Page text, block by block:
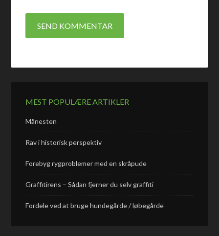
MEST POPULÆRE ARTIKLER
Månesten
Rav i historisk perspektiv
Forebyg rygproblemer med en skråpude
Graffitirens – Sådan fjerner du selv graffiti
Fordele ved at bruge hundegårde / løbegårde